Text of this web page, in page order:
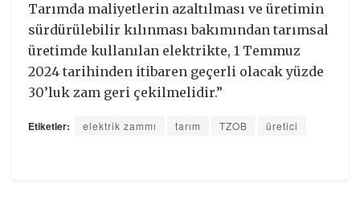
Tarımda maliyetlerin azaltılması ve üretimin
sürdürülebilir kılınması bakımından tarımsal
üretimde kullanılan elektrikte, 1 Temmuz
2024 tarihinden itibaren geçerli olacak yüzde
30’luk zam geri çekilmelidir.”
Etiketler: elektrik zammı tarım TZOB üretici